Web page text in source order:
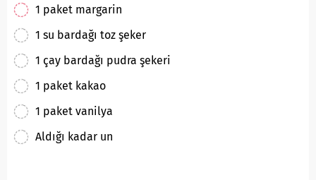
1 paket margarin
1 su bardağı toz şeker
1 çay bardağı pudra şekeri
1 paket kakao
1 paket vanilya
Aldığı kadar un